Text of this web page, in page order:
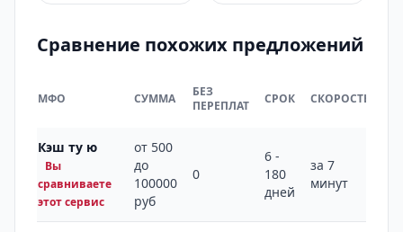
Сравнение похожих предложений
МФО СУММА
БЕЗ
ПЕРЕПЛАТ
СРОК СКОРОСТЬ
Кэш ту ю
Вы
сравниваете
этот сервис
от 500
до
100000
руб
0
6 -
180
дней
за 7
минут